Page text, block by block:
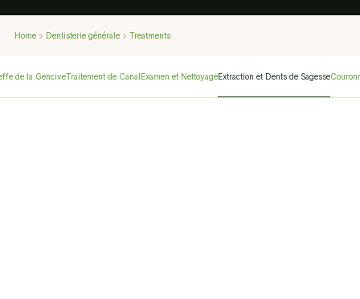
Home Dentisterie générale Treatments
de la GenciveTraitement de CanalExamen et NettoyageExtraction et Dents de Sagesse